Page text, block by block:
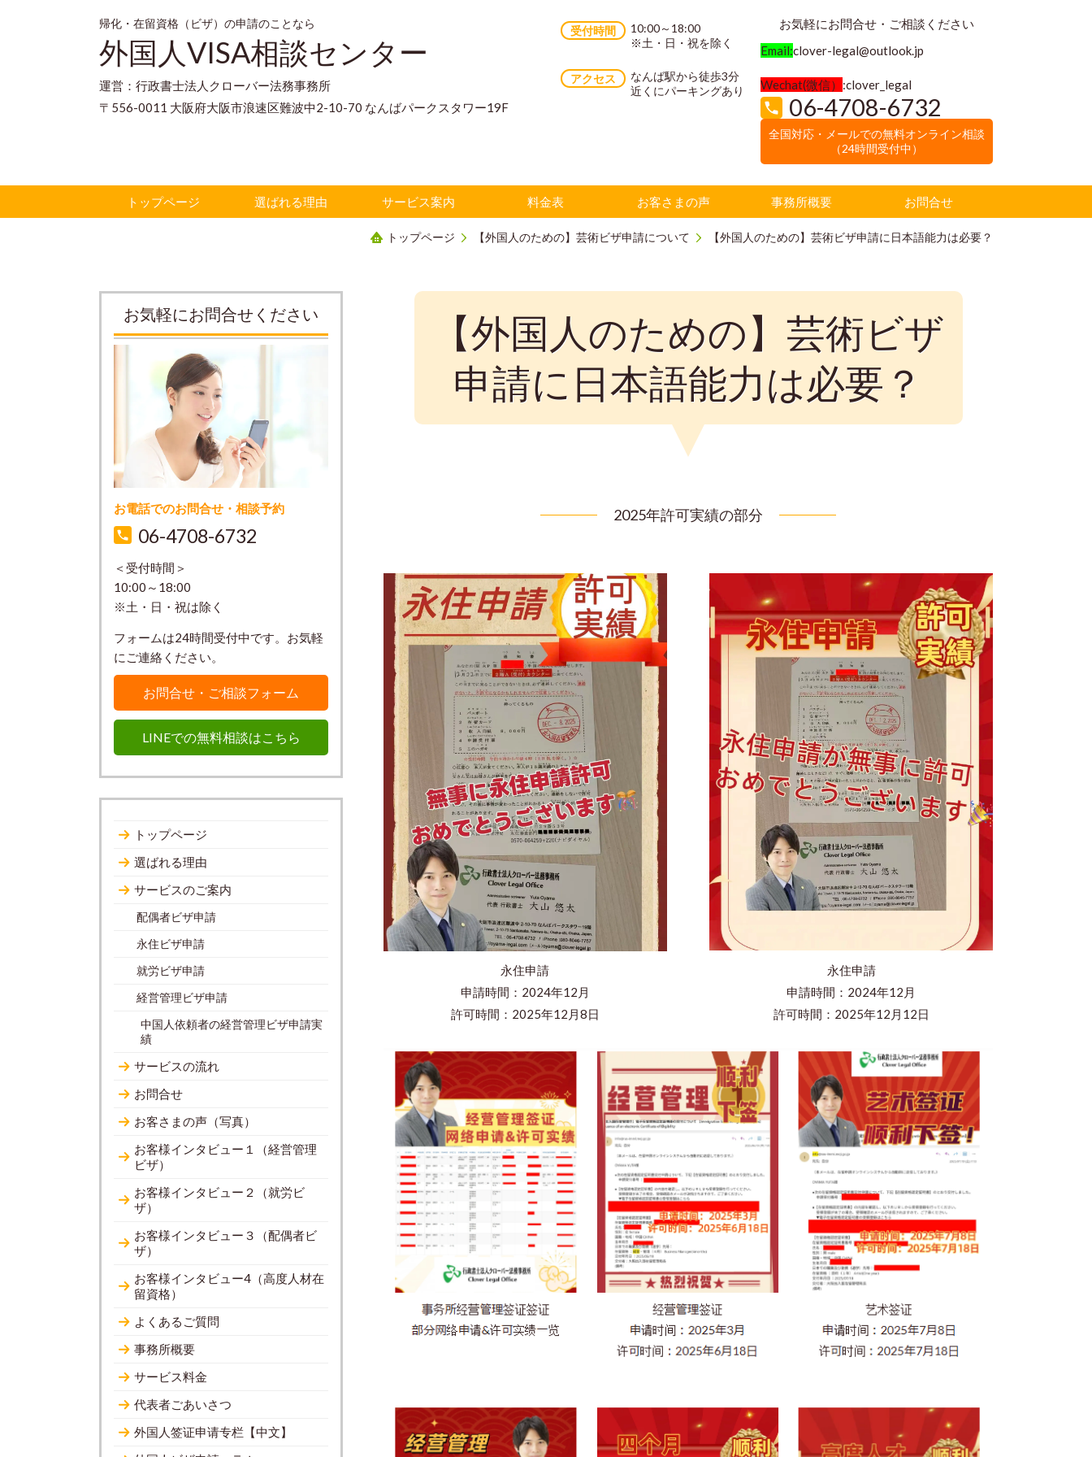
帰化・在留資格（ビザ）の申請のことなら
外国人VISA相談センター
運営：行政書士法人クローバー法務事務所
〒556-0011 大阪府大阪市浪速区難波中2-10-70 なんばパークスタワー19F
受付時間
10:00～18:00
※土・日・祝を除く
アクセス
なんば駅から徒歩3分
近くにパーキングあり
お気軽にお問合せ・ご相談ください
Email:clover-legal@outlook.jp
Wechat(微信） :clover_legal
06-4708-6732
全国対応・メールでの無料オンライン相談
（24時間受付中）
トップページ 選ばれる理由 サービス案内 料金表 お客さまの声 事務所概要 お問合せ
トップページ 【外国人のための】芸術ビザ申請について 【外国人のための】芸術ビザ申請に日本語能力は必要？
【外国人のための】芸術ビザ
申請に日本語能力は必要？
2025年許可実績の部分
永住申請
申請時間：2024年12月
許可時間：2025年12月8日
永住申請
申請時間：2024年12月
​許可時間：2025年12月12日
お気軽にお問合せください
お電話でのお問合せ・相談予約
06-4708-6732
＜受付時間＞
10:00～18:00
※土・日・祝は除く
フォームは24時間受付中です。お気軽
にご連絡ください。
お問合せ・ご相談フォーム
LINEでの無料相談はこちら
トップページ
選ばれる理由
サービスのご案内
配偶者ビザ申請
永住ビザ申請
就労ビザ申請
経営管理ビザ申請
中国人依頼者の経営管理ビザ申請実
績
サービスの流れ
お問合せ
お客さまの声（写真）
お客様インタビュー１（経営管理
ビザ）
お客様インタビュー２（就労ビ
ザ）
お客様インタビュー３（配偶者ビ
ザ）
お客様インタビュー4（高度人材在
留資格）
よくあるご質問
事務所概要
サービス料金
代表者ごあいさつ
外国人签证申请专栏【中文】